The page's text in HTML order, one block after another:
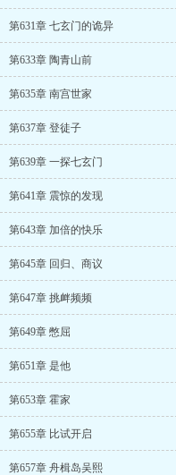
第631章 七玄门的诡异
第633章 陶青山前
第635章 南宫世家
第637章 登徒子
第639章 一探七玄门
第641章 震惊的发现
第643章 加倍的快乐
第645章 回归、商议
第647章 挑衅频频
第649章 憋屈
第651章 是他
第653章 霍家
第655章 比试开启
第657章 舟楫岛吴熙